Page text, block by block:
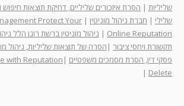
שליליות | הסרת איזכורים שליליים, דחיקת תוצאות חיפוש
שלילי | חברת ניהול מוניטין |
Protect Your
Online Reputation
| ניהול מוניטין ברשת רונן הלל
תקשורת ויחסי ציבור | הסרה של תוצאות שליליות, ניהול
פסקי דין, הסרת מסמכים משפטיים |
with Reputation
Delete
|